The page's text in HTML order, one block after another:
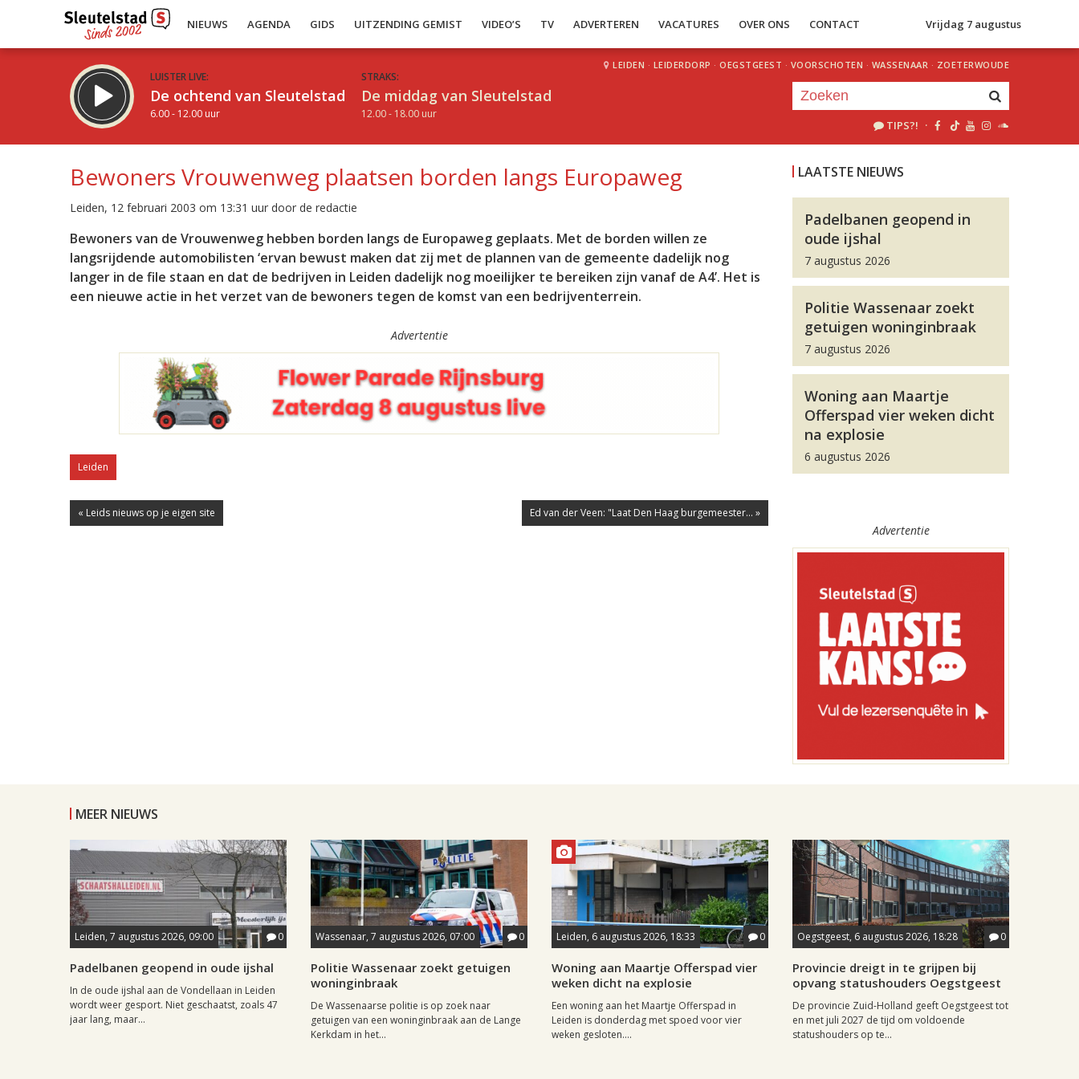
NIEUWS AGENDA GIDS UITZENDING GEMIST VIDEO’S TV ADVERTEREN VACATURES OVER ONS CONTACT Vrijdag 7 augustus
LUISTER LIVE:
De ochtend van Sleutelstad
6.00 - 12.00 uur
STRAKS:
De middag van Sleutelstad
12.00 - 18.00 uur
LEIDEN · LEIDERDORP · OEGSTGEEST · VOORSCHOTEN · WASSENAAR · ZOETERWOUDE
TIPS?! ·
Bewoners Vrouwenweg plaatsen borden langs Europaweg
Leiden, 12 februari 2003 om 13:31 uur door de redactie
Bewoners van de Vrouwenweg hebben borden langs de Europaweg geplaats. Met de borden willen ze
langsrijdende automobilisten ‘ervan bewust maken dat zij met de plannen van de gemeente dadelijk nog
langer in de file staan en dat de bedrijven in Leiden dadelijk nog moeilijker te bereiken zijn vanaf de A4’. Het is
een nieuwe actie in het verzet van de bewoners tegen de komst van een bedrijventerrein.
Advertentie
Leiden
« Leids nieuws op je eigen site Ed van der Veen: "Laat Den Haag burgemeester... »
LAATSTE NIEUWS
Padelbanen geopend in
oude ijshal
7 augustus 2026
Politie Wassenaar zoekt
getuigen woninginbraak
7 augustus 2026
Woning aan Maartje
Offerspad vier weken dicht
na explosie
6 augustus 2026
Advertentie
MEER NIEUWS
Leiden, 7 augustus 2026, 09:00 0
Padelbanen geopend in oude ijshal
In de oude ijshal aan de Vondellaan in Leiden
wordt weer gesport. Niet geschaatst, zoals 47
jaar lang, maar...
Wassenaar, 7 augustus 2026, 07:00 0
Politie Wassenaar zoekt getuigen
woninginbraak
De Wassenaarse politie is op zoek naar
getuigen van een woninginbraak aan de Lange
Kerkdam in het...
Leiden, 6 augustus 2026, 18:33 0
Woning aan Maartje Offerspad vier
weken dicht na explosie
Een woning aan het Maartje Offerspad in
Leiden is donderdag met spoed voor vier
weken gesloten....
Oegstgeest, 6 augustus 2026, 18:28 0
Provincie dreigt in te grijpen bij
opvang statushouders Oegstgeest
De provincie Zuid-Holland geeft Oegstgeest tot
en met juli 2027 de tijd om voldoende
statushouders op te...